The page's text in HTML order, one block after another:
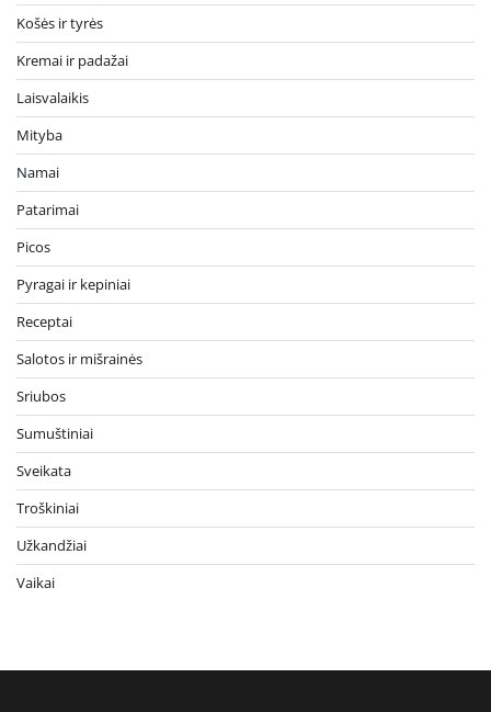
Košės ir tyrės
Kremai ir padažai
Laisvalaikis
Mityba
Namai
Patarimai
Picos
Pyragai ir kepiniai
Receptai
Salotos ir mišrainės
Sriubos
Sumuštiniai
Sveikata
Troškiniai
Užkandžiai
Vaikai